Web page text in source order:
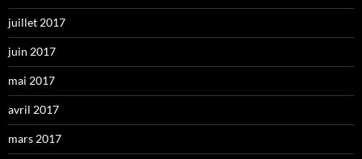
juillet 2017
juin 2017
mai 2017
avril 2017
mars 2017